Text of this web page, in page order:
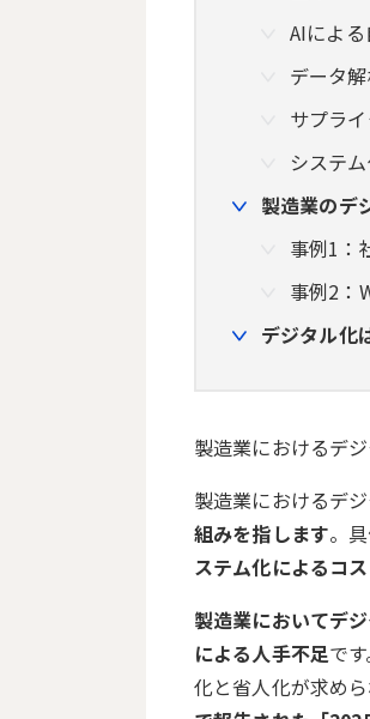
AIによ
データ
サプラ
システ
製造業のデ
事例1：
事例2：
デジタル化
製造業におけるデ
製造業におけるデジ
組みを指します。
ステム化によるコ
製造業においてデ
による人手不足で
化と省人化が求めら